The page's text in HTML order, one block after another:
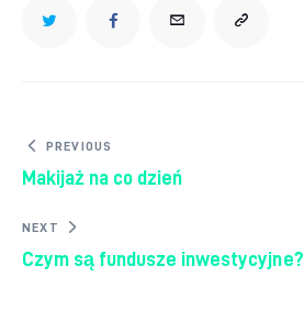
Nawigacja wpisu
PREVIOUS
Makijaż na co dzień
NEXT
Czym są fundusze inwestycyjne?